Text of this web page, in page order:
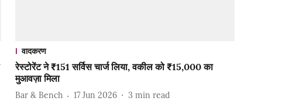
वादकरण
रेस्टोरेंट ने ₹151 सर्विस चार्ज लिया, वकील को ₹15,000 का
मुआवज़ा मिला
Bar & Bench 17 Jun 2026 3 min read